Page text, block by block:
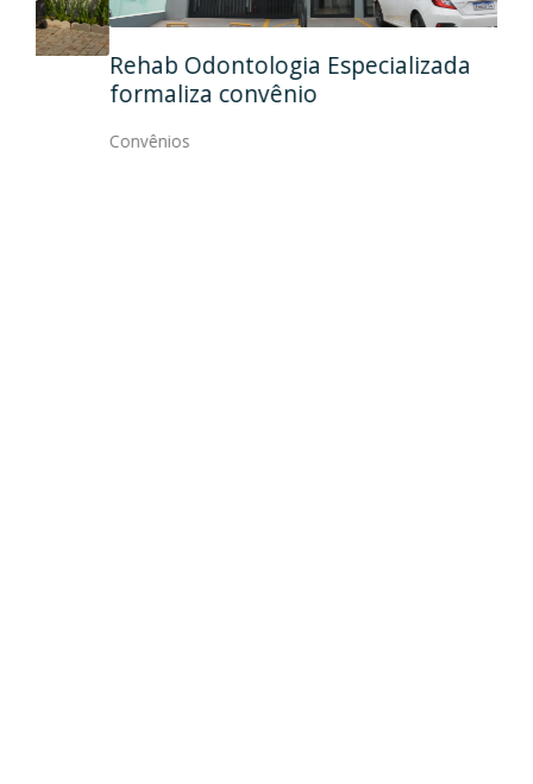
Rehab Odontologia Especializada
formaliza convênio
Convênios